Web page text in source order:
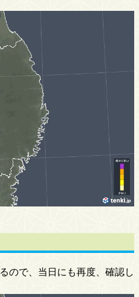
ので、当日にも再度、確認し